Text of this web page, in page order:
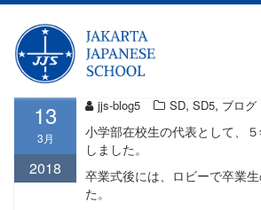
content
SD5:卒業式
13
3月
2018
jjs-blog5 SD, SD5, ブログ
小学部在校生の代表として、
しました。
卒業式後には、ロビーで卒業
た。